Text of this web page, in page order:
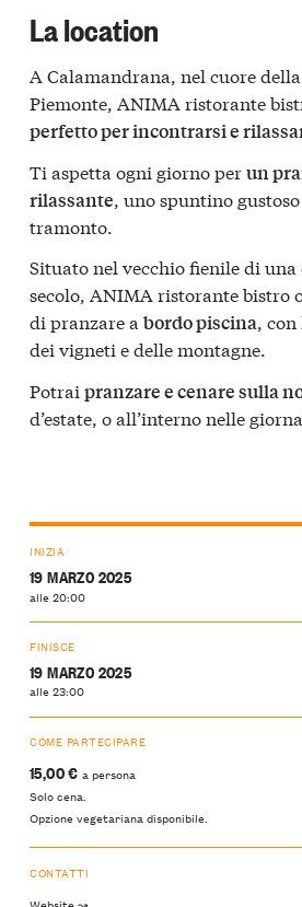
La location
A Calamandrana, nel cuore
Piemonte, ANIMA ristorante
perfetto per incontrarsi e
Ti aspetta ogni giorno perun
rilassante , uno spuntino
tramonto.
Situato nel vecchio fienile di una
secolo, ANIMA ristorante bistro
di pranzare a bordo piscina,
dei vigneti e delle montagne.
Potrai pranzare e cenare sulla
d’estate, o all’interno nelle
INIZIA
19 MARZO 2025
alle 20:00
FINISCE
19 MARZO 2025
alle 23:00
COME PARTECIPARE
15,00 € a persona
Solo cena.
Opzione vegetariana disponibile.
CONTATTI